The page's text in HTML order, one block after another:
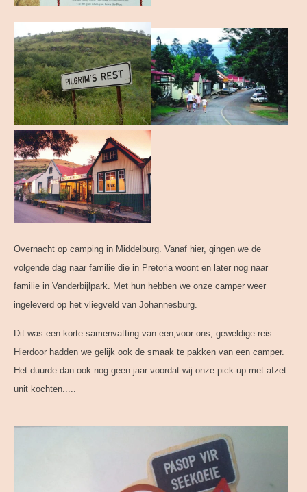
Overnacht op camping in Middelburg. Vanaf hier, gingen we de
volgende dag naar familie die in Pretoria woont en later nog naar
familie in Vanderbijlpark. Met hun hebben we onze camper weer
ingeleverd op het vliegveld van Johannesburg.
Dit was een korte samenvatting van een,voor ons, geweldige reis.
Hierdoor hadden we gelijk ook de smaak te pakken van een camper.
Het duurde dan ook nog geen jaar voordat wij onze pick-up met afzet
unit kochten.....